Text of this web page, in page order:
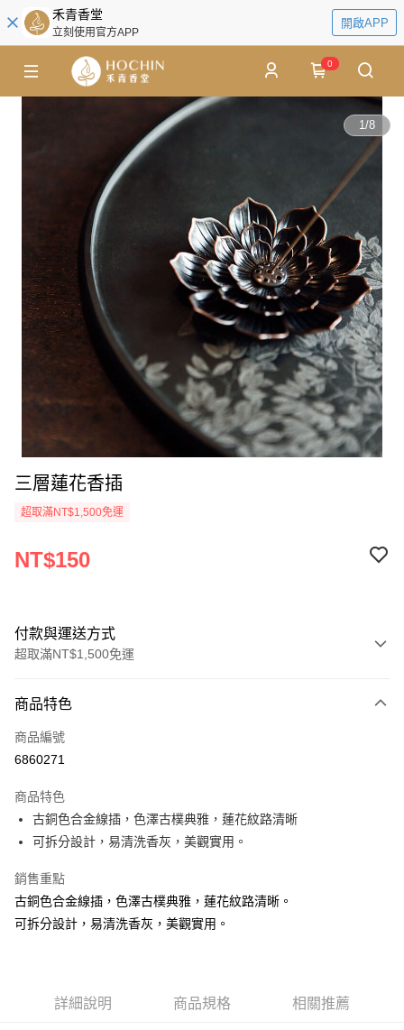
禾青香堂
立刻使用官方APP
開啟APP
0
1/8
三層蓮花香插
超取滿NT$1,500免運
NT$150
付款與運送方式
超取滿NT$1,500免運
信用卡一次付款
超商取貨付款
Apple Pay
街口支付
悠遊付
Google Pay
相關說明
商品特色
商品編號
6860271
商品特色
古銅色合金線插，色澤古樸典雅，蓮花紋路清晰
可拆分設計，易清洗香灰，美觀實用。
銷售重點
古銅色合金線插，色澤古樸典雅，蓮花紋路清晰。
可拆分設計，易清洗香灰，美觀實用。
詳細說明 商品規格 相關推薦